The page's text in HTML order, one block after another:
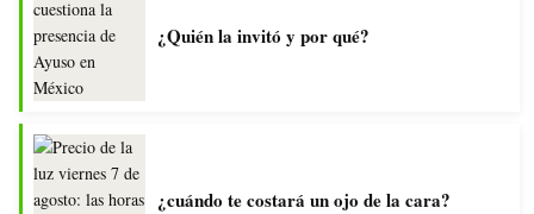
¿Quién la invitó y por qué?
¿cuándo te costará un ojo de la cara?